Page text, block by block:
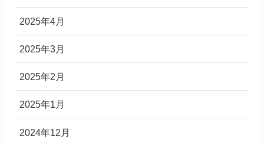
2025年4月
2025年3月
2025年2月
2025年1月
2024年12月